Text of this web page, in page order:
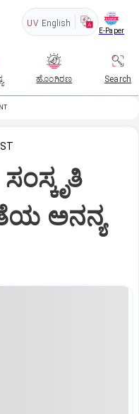
UV English
E-Paper
ಹೊಂಗಿರಣ Search
ಅನನ್ಯ